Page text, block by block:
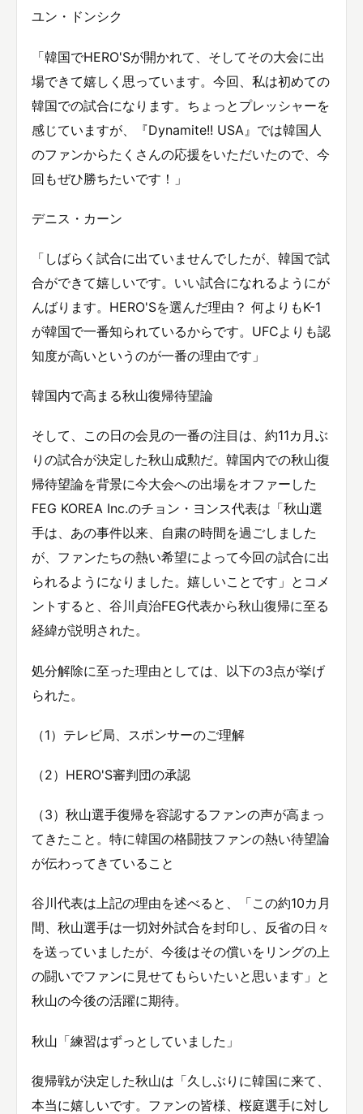
ユン・ドンシク
「韓国でHERO'Sが開かれて、そしてその大会に出
場できて嬉しく思っています。今回、私は初めての
韓国での試合になります。ちょっとプレッシャーを
感じていますが、『Dynamite!! USA』では韓国人
のファンからたくさんの応援をいただいたので、今
回もぜひ勝ちたいです！」
デニス・カーン
「しばらく試合に出ていませんでしたが、韓国で試
合ができて嬉しいです。いい試合になれるようにが
んばります。HERO'Sを選んだ理由？ 何よりもK-1
が韓国で一番知られているからです。UFCよりも認
知度が高いというのが一番の理由です」
韓国内で高まる秋山復帰待望論
そして、この日の会見の一番の注目は、約11カ月ぶ
りの試合が決定した秋山成勲だ。韓国内での秋山復
帰待望論を背景に今大会への出場をオファーした
FEG KOREA Inc.のチョン・ヨンス代表は「秋山選
手は、あの事件以来、自粛の時間を過ごしました
が、ファンたちの熱い希望によって今回の試合に出
られるようになりました。嬉しいことです」とコメ
ントすると、谷川貞治FEG代表から秋山復帰に至る
経緯が説明された。
処分解除に至った理由としては、以下の3点が挙げ
られた。
（1）テレビ局、スポンサーのご理解
（2）HERO'S審判団の承認
（3）秋山選手復帰を容認するファンの声が高まっ
てきたこと。特に韓国の格闘技ファンの熱い待望論
が伝わってきていること
谷川代表は上記の理由を述べると、「この約10カ月
間、秋山選手は一切対外試合を封印し、反省の日々
を送っていましたが、今後はその償いをリングの上
の闘いでファンに見せてもらいたいと思います」と
秋山の今後の活躍に期待。
秋山「練習はずっとしていました」
復帰戦が決定した秋山は「久しぶりに韓国に来て、
本当に嬉しいです。ファンの皆様、桜庭選手に対し